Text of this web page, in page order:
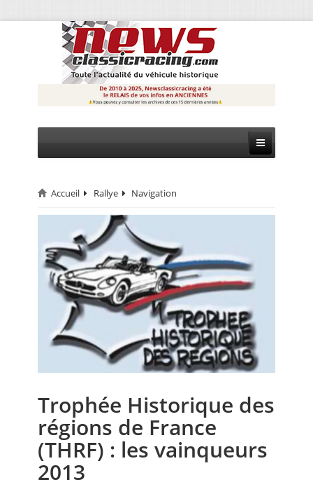
CIRCUIT
RALLYE
MONTAGNE
EVÈNEMENTS
CALENDRIER
FOCUS
ANNUAIRES
PETITES ANNONCES
Accueil Rallye Navigation
Trophée Historique des
régions de France
(THRF) : les vainqueurs
2013